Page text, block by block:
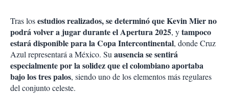
Tras losestudios realizados, se determinó que Kevin Mier no
podrá volver a jugar durante el Apertura 2025, ytampoco
estará disponible para la Copa Intercontinental, donde Cruz
Azul representará a México. Suausencia se sentirá
especialmente por la solidez que el colombiano aportaba
bajo los tres palos, siendo uno de los elementos más regulares
del conjunto celeste.